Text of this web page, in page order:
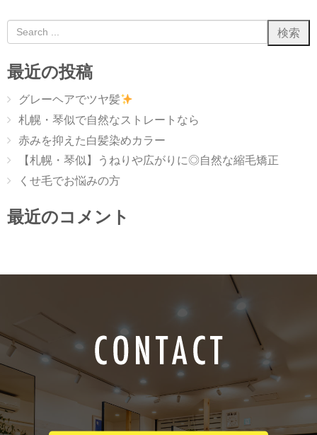
最近の投稿
グレーヘアでツヤ髪
札幌・琴似で自然なストレートなら
赤みを抑えた白髪染めカラー
【札幌・琴似】うねりや広がりに◎自然な縮毛矯正
くせ毛でお悩みの方
最近のコメント